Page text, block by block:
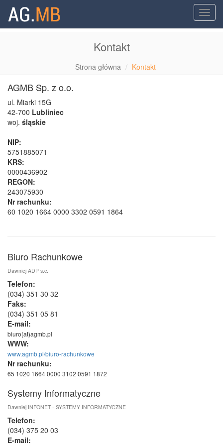
Kontakt
Strona główna Kontakt
AGMB Sp. z o.o.
ul. Miarki 15G
42-700 Lubliniec
woj. śląskie
NIP:
5751885071
KRS:
0000436902
REGON:
243075930
Nr rachunku:
60 1020 1664 0000 3302 0591 1864
Biuro Rachunkowe
Dawniej ADP s.c.
Telefon:
(034) 351 30 32
Faks:
(034) 351 05 81
E-mail:
biuro(at)agmb.pl
WWW:
www.agmb.pl/biuro-rachunkowe
Nr rachunku:
65 1020 1664 0000 3102 0591 1872
Systemy Informatyczne
Dawniej INFONET - SYSTEMY INFORMATYCZNE
Telefon:
(034) 375 20 03
E-mail: